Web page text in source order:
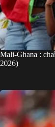
Mali-Ghana :
2026)